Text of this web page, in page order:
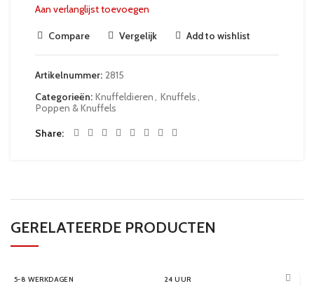
Aan verlanglijst toevoegen
Compare Vergelijk Add to wishlist
Artikelnummer: 2815
Categorieën: Knuffeldieren Knuffels
Poppen & Knuffels
Share
GERELATEERDE PRODUCTEN
5-8 WERKDAGEN 24 UUR